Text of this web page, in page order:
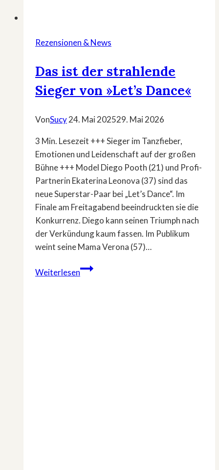
Rezensionen & News
Das ist der strahlende
Sieger von »Let’s Dance«
VonSucy24. Mai 202529. Mai 2026
3 Min. Lesezeit +++ Sieger im Tanzfieber,
Emotionen und Leidenschaft auf der großen
Bühne +++ Model Diego Pooth (21) und Profi-
Partnerin Ekaterina Leonova (37) sind das
neue Superstar-Paar bei „Let’s Dance“. Im
Finale am Freitagabend beeindruckten sie die
Konkurrenz. Diego kann seinen Triumph nach
der Verkündung kaum fassen. Im Publikum
weint seine Mama Verona (57)…
WeiterlesenDas